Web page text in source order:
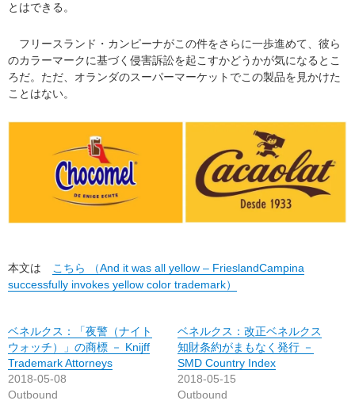
とはできる。
フリースランド・カンピーナがこの件をさらに一歩進めて、彼ら
のカラーマークに基づく侵害訴訟を起こすかどうかが気になるとこ
ろだ。ただ、オランダのスーパーマーケットでこの製品を見かけた
ことはない。
本文は
こちら （And it was all yellow – FrieslandCampina
successfully invokes yellow color trademark）
ベネルクス：「夜警（ナイト
ウォッチ）」の商標 － Knijff
Trademark Attorneys
2018-05-08
Outbound
ベネルクス：改正ベネルクス
知財条約がまもなく発行 －
SMD Country Index
2018-05-15
Outbound